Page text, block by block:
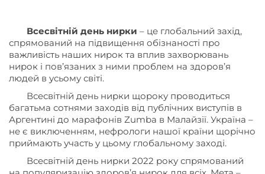
Всесвітній день нирки – це глобальний захід,
спрямований на підвищення обізнаності про
важливість наших нирок та вплив захворювань
нирок і пов’язаних з ними проблем на здоров’я
людей в усьому світі.
Всесвітній день нирки щороку проводиться
багатьма сотнями заходів від публічних виступів в
Аргентині до марафонів Zumba в Малайзії. Україна –
не є виключенням, нефрологи нашої країни щорічно
приймають участь у цьому глобальному заході.
Всесвітній день нирки 2022 року спрямований